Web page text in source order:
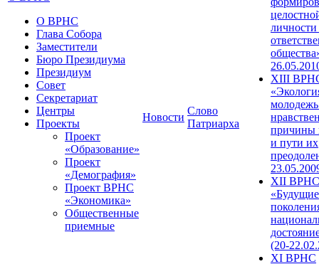
О ВРНС
Глава Собора
Заместители
Бюро Президиума
Президиум
Совет
Секретариат
Центры
Проекты
Проект
«Образование»
Проект
«Демография»
Проект ВРНС
«Экономика»
Общественные
приемные
Новости
Слово
Патриарха
XIII
причины
и пути их
XII ВРНС
«Будущие
(20-
XI ВРНС